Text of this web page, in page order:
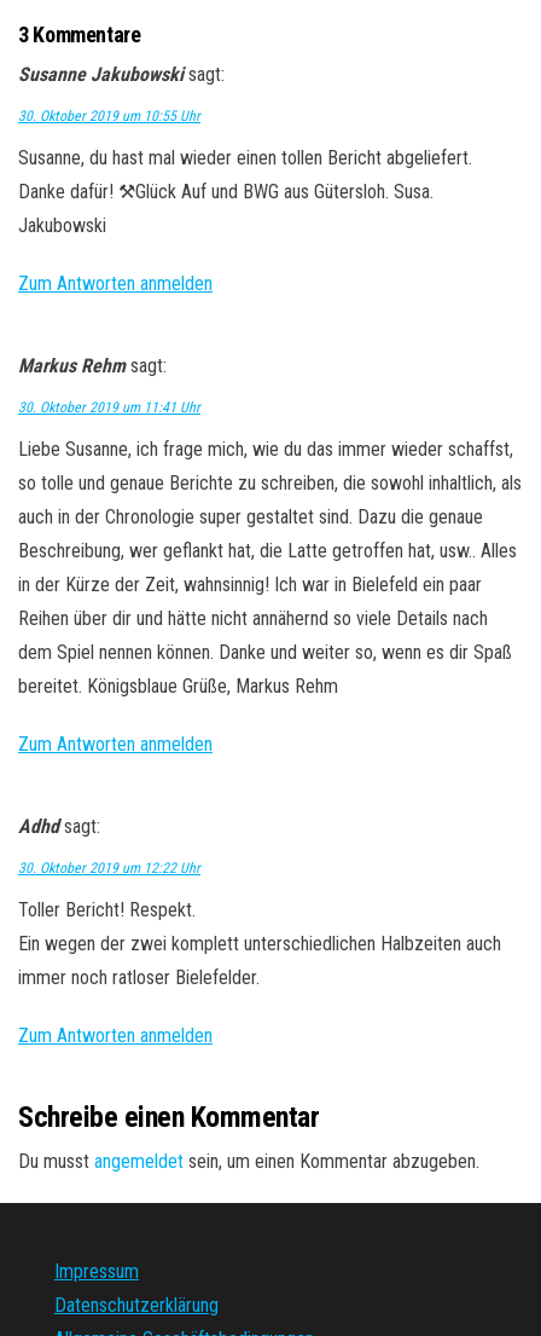
3 Kommentare
Susanne Jakubowski sagt:
30. Oktober 2019 um 10:55 Uhr
Susanne, du hast mal wieder einen tollen Bericht abgeliefert.
Danke dafür! ⚒️Glück Auf und BWG aus Gütersloh. Susa.
Jakubowski
Zum Antworten anmelden
Markus Rehm sagt:
30. Oktober 2019 um 11:41 Uhr
Liebe Susanne, ich frage mich, wie du das immer wieder schaffst,
so tolle und genaue Berichte zu schreiben, die sowohl inhaltlich, als
auch in der Chronologie super gestaltet sind. Dazu die genaue
Beschreibung, wer geflankt hat, die Latte getroffen hat, usw.. Alles
in der Kürze der Zeit, wahnsinnig! Ich war in Bielefeld ein paar
Reihen über dir und hätte nicht annähernd so viele Details nach
dem Spiel nennen können. Danke und weiter so, wenn es dir Spaß
bereitet. Königsblaue Grüße, Markus Rehm
Zum Antworten anmelden
Adhd sagt:
30. Oktober 2019 um 12:22 Uhr
Toller Bericht! Respekt.
Ein wegen der zwei komplett unterschiedlichen Halbzeiten auch
immer noch ratloser Bielefelder.
Zum Antworten anmelden
Schreibe einen Kommentar
Du musst angemeldet sein, um einen Kommentar abzugeben.
Impressum
Datenschutzerklärung